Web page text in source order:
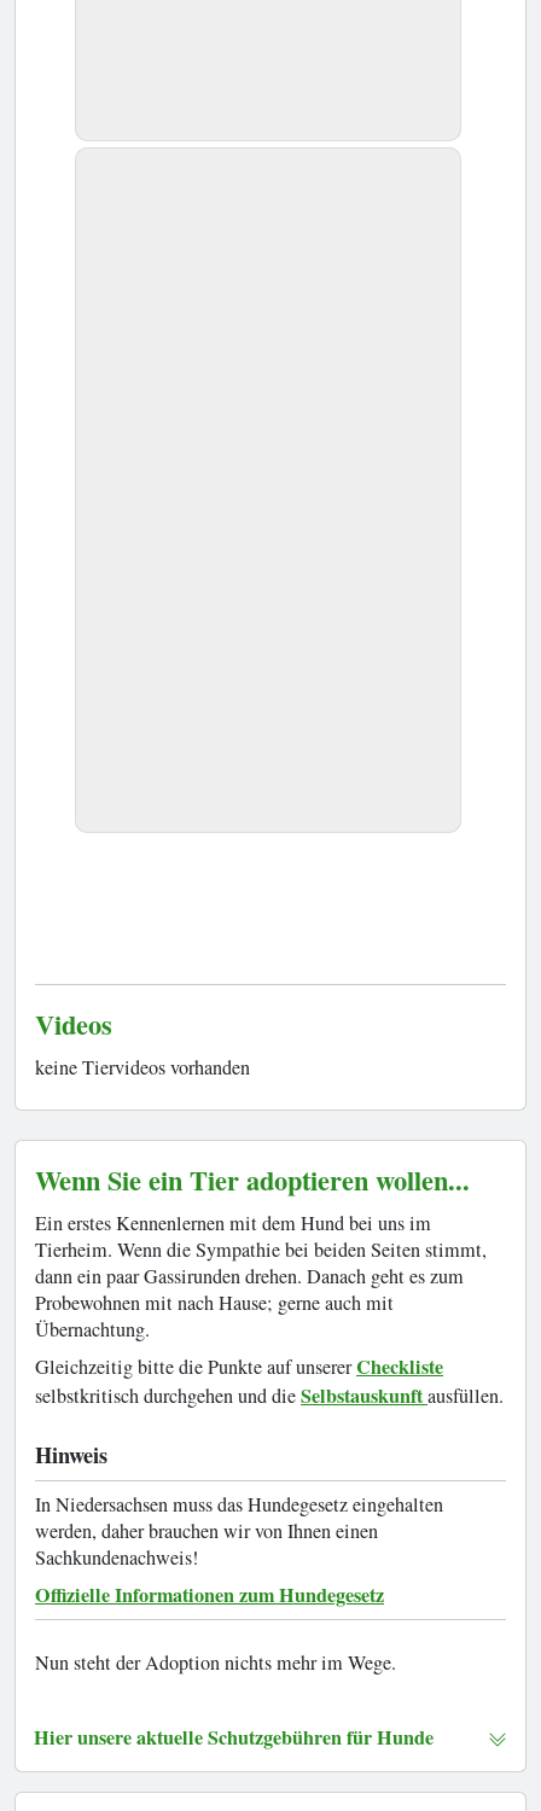
Videos
keine Tiervideos vorhanden
Wenn Sie ein Tier adoptieren wollen...
Ein erstes Kennenlernen mit dem Hund bei uns im
Tierheim. Wenn die Sympathie bei beiden Seiten stimmt,
dann ein paar Gassirunden drehen. Danach geht es zum
Probewohnen mit nach Hause; gerne auch mit
Übernachtung.
Gleichzeitig bitte die Punkte auf unsererCheckliste
selbstkritisch durchgehen und dieSelbstauskunftausfüllen.
Hinweis
In Niedersachsen muss das Hundegesetz eingehalten
werden, daher brauchen wir von Ihnen einen
Sachkundenachweis!
Offizielle Informationen zum Hundegesetz
Nun steht der Adoption nichts mehr im Wege.
Hier unsere aktuelle Schutzgebühren für Hunde